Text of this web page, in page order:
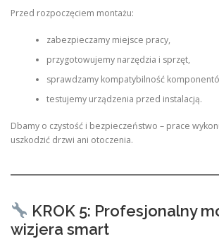
Przed rozpoczęciem montażu:
zabezpieczamy miejsce pracy,
przygotowujemy narzędzia i sprzęt,
sprawdzamy kompatybilność
testujemy urządzenia przed instalacją.
Dbamy o czystość i bezpieczeństwo – prace
uszkodzić drzwi ani otoczenia.
KROK 5: Profesjonalny
wizjera smart